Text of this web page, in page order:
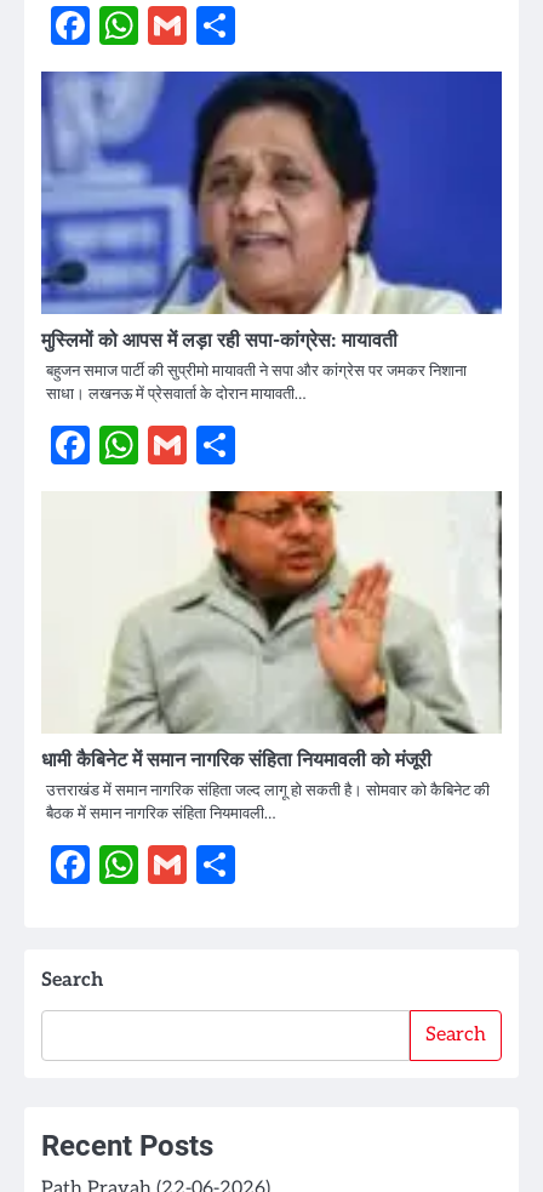
Facebook
WhatsApp
Gmail
मुस्लिमों को आपस में लड़ा रही सपा-कांग्रेस: मायावती
बहुजन समाज पार्टी की सुप्रीमो मायावती ने सपा और कांग्रेस पर जमकर निशाना
साधा। लखनऊ में प्रेसवार्ता के दोरान मायावती…
Facebook
WhatsApp
Gmail
धामी कैबिनेट में समान नागरिक संहिता नियमावली को मंजूरी
उत्तराखंड में समान नागरिक संहिता जल्द लागू हो सकती है। सोमवार को कैबिनेट की
बैठक में समान नागरिक संहिता नियमावली…
Facebook
WhatsApp
Gmail
Search
Search
Recent Posts